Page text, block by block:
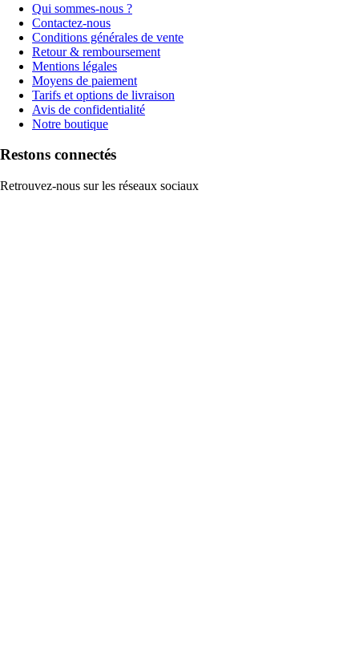
Qui sommes-nous ?
Contactez-nous
Conditions générales de vente
Retour & remboursement
Mentions légales
Moyens de paiement
Tarifs et options de livraison
Avis de confidentialité
Notre boutique
Restons connectés
Retrouvez-nous sur les réseaux sociaux